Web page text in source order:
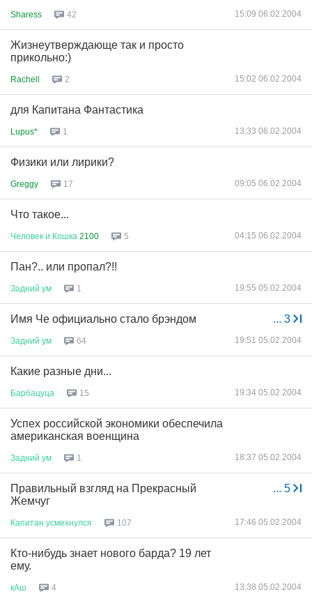
Sharess 42 15:09 06.02.2004
Жизнеутверждающе так и просто
прикольно:)
Rachell 2 15:02 06.02.2004
для Капитана Фантастика
Lupus* 1 13:33 06.02.2004
Физики или лирики?
Greggy 17 09:05 06.02.2004
Что такое...
Человек и Кошка 2100 5 04:15 06.02.2004
Пан?.. или пропал?!!
Задний ум 1 19:55 05.02.2004
... 3
Имя Че официально стало брэндом
Задний ум 64 19:51 05.02.2004
Какие разные дни...
Барбацуца 15 19:34 05.02.2004
Успех российской экономики обеспечила
американская военщина
Задний ум 1 18:37 05.02.2004
... 5
Правильный взгляд на Прекрасный
Жемчуг
Капитан усмехнулся 107 17:46 05.02.2004
Кто-нибудь знает нового барда? 19 лет
ему.
кАш 4 13:38 05.02.2004